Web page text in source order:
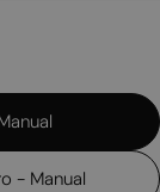
- Manual